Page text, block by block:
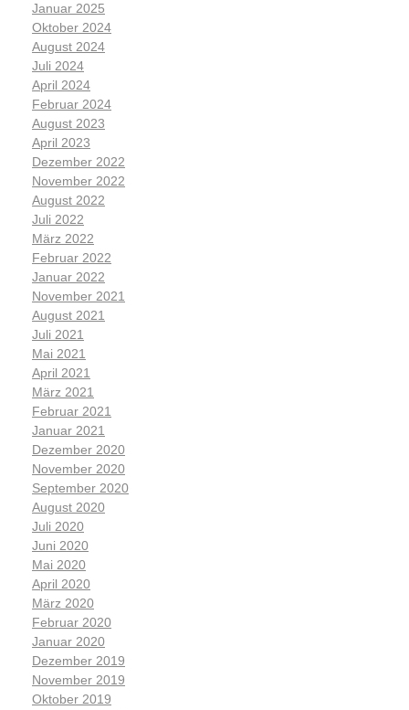
Januar 2025
Oktober 2024
August 2024
Juli 2024
April 2024
Februar 2024
August 2023
April 2023
Dezember 2022
November 2022
August 2022
Juli 2022
März 2022
Februar 2022
Januar 2022
November 2021
August 2021
Juli 2021
Mai 2021
April 2021
März 2021
Februar 2021
Januar 2021
Dezember 2020
November 2020
September 2020
August 2020
Juli 2020
Juni 2020
Mai 2020
April 2020
März 2020
Februar 2020
Januar 2020
Dezember 2019
November 2019
Oktober 2019